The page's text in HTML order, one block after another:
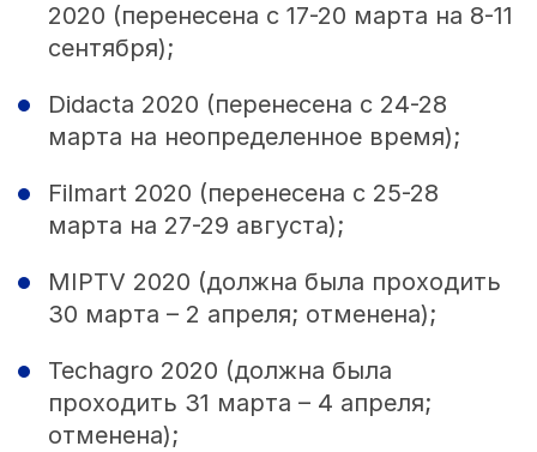
2020 (перенесена с 17-20 марта на 8-11
сентября);
Didacta 2020 (перенесена с 24-28
марта на неопределенное время);
Filmart 2020 (перенесена с 25-28
марта на 27-29 августа);
MIPTV 2020 (должна была проходить
30 марта – 2 апреля; отменена);
Techagro 2020 (должна была
проходить 31 марта – 4 апреля;
отменена);